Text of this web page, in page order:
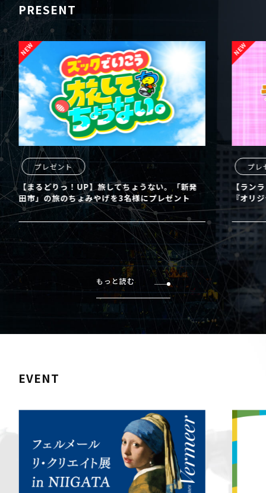
PRESENT
プレゼント
【まるどりっ！UP】旅してちょうない。「新発
田市」の旅のちょみやげを3名様にプレゼント
プレ
【ラン
『オリ
もっと読む
EVENT